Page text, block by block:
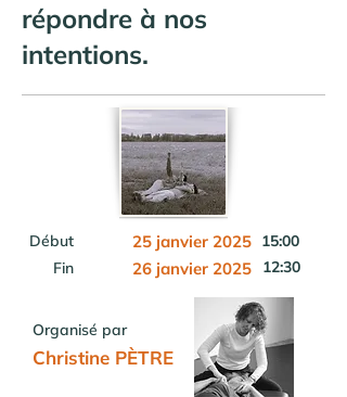
répondre à nos
intentions.
Début 25 janvier 2025 15:00
Fin
26 janvier 2025 12:30
Organisé par
Christine PÈTRE